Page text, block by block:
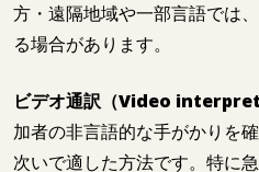
方・遠隔地域や一部言語では
る場合があります。
ビデオ通訳（Video
加者の非言語的な手がかりを
次いで適した方法です。特に